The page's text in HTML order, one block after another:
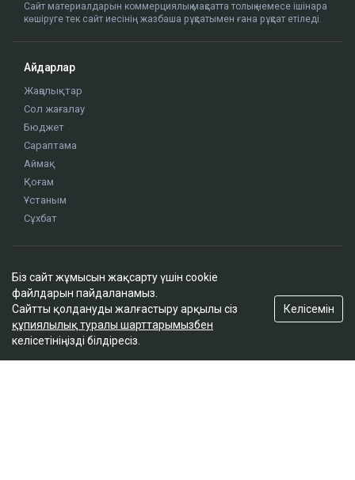
Сайт материалдарын коммерциялық мақсатта толық немесе ішінара
көшіруге тек сайт иесінің жазбаша рұқсатымен ғана рұқсат етіледі.
Айдарлар
Жаңалықтар
Сол жағалау
Бюджет
Сараптама
Аймақ
Қоғам
Ұстаным
Сұхбат
Жоба туралы
Сайт ережелері
Сайттағы жарнама
Байланыс
Редакциялық саясат
Біз сайт жұмысын жақсарту үшін cookie
файлдарын пайдаланамыз.
Сайтты қолдануды жалғастыру арқылы сіз
құпиялылық туралы шарттарымызбен
келісетініңізді білдіресіз.
Келісемін